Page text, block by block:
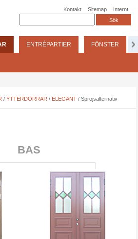
Kontakt Sitemap Internt
ENTRÉPARTIER FÖNSTER
/YTTERDÖRRAR / ELEGANT /Spröjsalternativ
BAS